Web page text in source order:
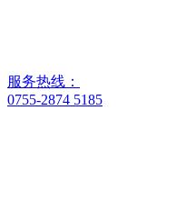
服务热线：
0755-2874 5185